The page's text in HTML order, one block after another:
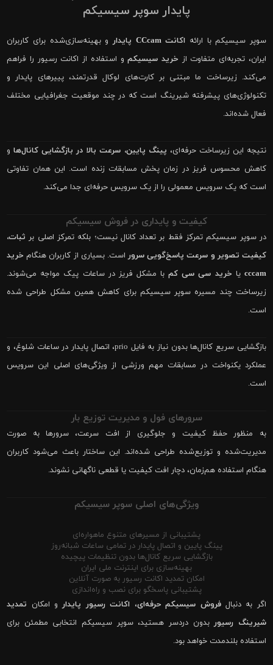
پایدار سوپر سیسیکم
سوپر سیسیکم با ارائه اکانت CCcam پایدار
و بهینه‌سازی‌شده برای کاربران
ایران، تجربه‌ای متفاوت از خرید سیسیکمو استفاده از اکانت رسیور را فراهم
می‌کند. زیرساخت ما مبتنی بر کارت‌های لوکال قدرتمند، پییرهای پایدار و
تکنولوژی‌های پیشرفته شیرینگ است که در چند موقعیت جغرافیایی مختلف
فعال شده‌اند.
نتیجه این زیرساخت حرفه‌ای، پینگ پایین، سرعت بالا در بازگشایی کانال‌هاو
کاهش محسوس فریز در زمان پخش مسابقات زنده است. این همان تفاوتی
است که یک سرویس معمولی را از یک سرویس حرفه‌ای جدا می‌کند.
کیفیت و پایداری در فروش سیسیکم
در سوپر سیسیکم تمرکز فقط بر تعداد کانال نیست؛ بلکه تمرکز اصلی بر ثبات،
کیفیت تصویر و سرعت پاسخ‌گویی سروراست. بسیاری از کاربران هنگام خرید
cccam یا خرید سی سی کمبا مشکل فریز در ساعات پیک مواجه می‌شوند.
زیرساخت چند مسیره سوپر سیسیکم برای کاهش همین مشکل طراحی شده
است.
بازگشایی سریع کانال‌ها بدون نیاز به فایل prio، اتصال پایدار در ساعات شلوغ، و
عملکرد یکنواخت در مسابقات مهم ورزشی از ویژگی‌های اصلی این سرویس
است.
سرورهای فول و مدیریت توزیع بار
به منظور حفظ کیفیت و جلوگیری از افت سرعت، سرورها به صورت
مدیریت‌شده و توزیع‌شده طراحی شده‌اند. این ساختار باعث می‌شود کاربران
هنگام استفاده هم‌زمان، دچار افت کیفیت یا قطعی ناگهانی نشوند.
ویژگی‌های اصلی سوپر سیسیکم
پشتیبانی از مسیرهای متنوع ماهواره‌ای
پینگ پایین و اتصال پایدار در تمامی ساعات شبانه‌روز
بازگشایی سریع کانال‌ها بدون تنظیمات پیچیده
بهینه‌سازی برای اینترنت ملی ایران
امکان تمدید اکانت رسیور به صورت آنلاین
پشتیبانی پاسخگو برای نصب و راه‌اندازی
اگر به دنبالفروش سیسیکم حرفه‌ای، اکانت رسیور پایدارو امکان تمدید
شیرینگ رسیوربدون دردسر هستید، سوپر سیسیکم انتخابی مطمئن برای
استفاده بلندمدت خواهد بود.